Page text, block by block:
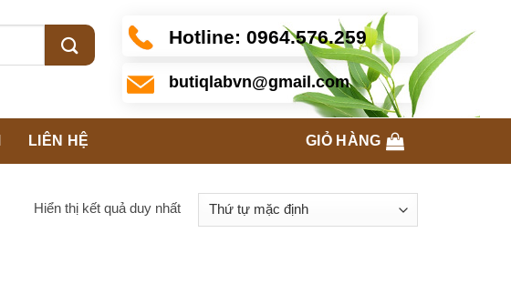
Hotline: 0964.576.259
butiqlabvn@gmail.com
LIÊN HỆ GIỎ HÀNG
Hiển thị kết quả duy nhất